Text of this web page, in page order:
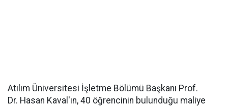
Atılım Üniversitesi İşletme Bölümü Başkanı Prof.
Dr. Hasan Kaval'ın, 40 öğrencinin bulunduğu maliye